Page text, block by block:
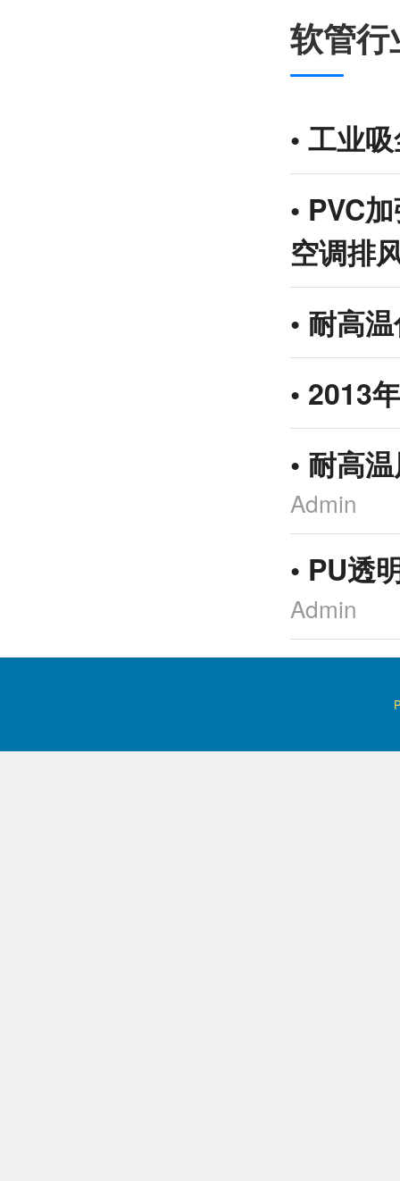
软管
• 工业
• PVC
空调排
• 耐高
• 2013
• 耐高
Admin
• PU透
Admin